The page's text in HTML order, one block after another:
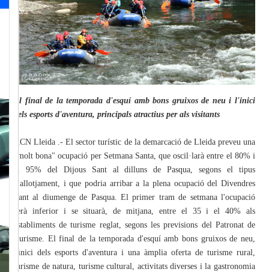
El final de la temporada d'esquí amb bons gruixos de neu i l'inici
dels esports d'aventura, principals atractius per als visitants
ACN Lleida .- El sector turístic de la demarcació de Lleida preveu una
"molt bona" ocupació per Setmana Santa, que oscil·larà entre el 80% i
el 95% del Dijous Sant al dilluns de Pasqua, segons el tipus
d'allotjament, i que podria arribar a la plena ocupació del Divendres
Sant al diumenge de Pasqua. El primer tram de setmana l'ocupació
serà inferior i se situarà, de mitjana, entre el 35 i el 40% als
establiments de turisme reglat, segons les previsions del Patronat de
Turisme. El final de la temporada d'esquí amb bons gruixos de neu,
l'inici dels esports d'aventura i una àmplia oferta de turisme rural,
turisme de natura, turisme cultural, activitats diverses i la gastronomia